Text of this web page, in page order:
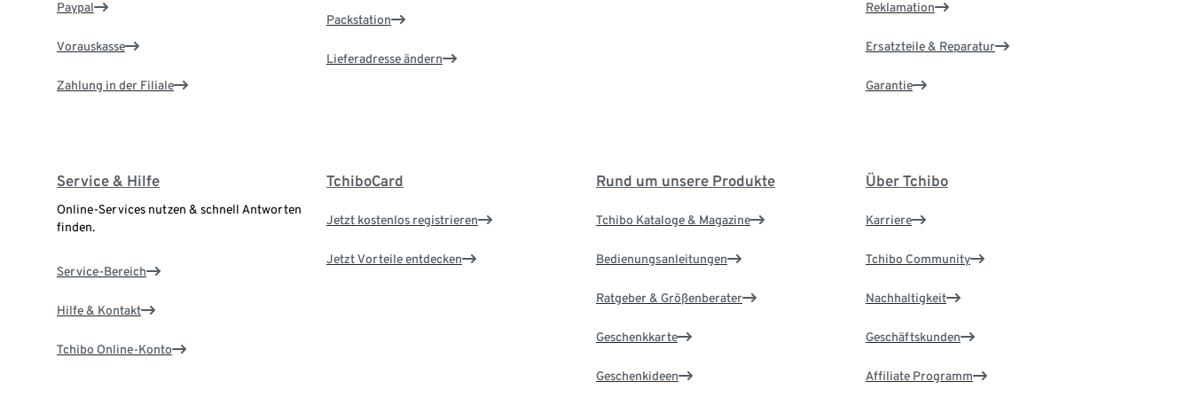
Paypal
Vorauskasse
Zahlung in der Filiale
Packstation
Lieferadresse ändern
Reklamation
Ersatzteile & Reparatur
Garantie
Service & Hilfe
Online-Services nutzen & schnell Antworten
finden.
Service-Bereich
Hilfe & Kontakt
Tchibo Online-Konto
TchiboCard
Jetzt kostenlos registrieren
Jetzt Vorteile entdecken
Rund um unsere Produkte
Tchibo Kataloge & Magazine
Bedienungsanleitungen
Ratgeber & Größenberater
Geschenkkarte
Geschenkideen
Über Tchibo
Karriere
Tchibo Community
Nachhaltigkeit
Geschäftskunden
Affiliate Programm